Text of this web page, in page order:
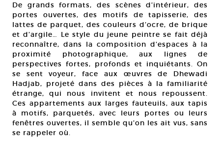
De grands formats, des scènes d’intérieur, des
portes ouvertes, des motifs de tapisserie, des
lattes de parquet, des couleurs d’ocre, de brique
et d’argile… Le style du jeune peintre se fait déjà
reconnaître, dans la composition d’espaces à la
proximité photographique, aux lignes de
perspectives fortes, profonds et inquiétants. On
se sent voyeur, face aux œuvres de Dhewadi
Hadjab, projeté dans des pièces à la familiarité
étrange, qui nous invitent et nous repoussent.
Ces appartements aux larges fauteuils, aux tapis
à motifs, parquetés, avec leurs portes ou leurs
fenêtres ouvertes, il semble qu’on les ait vus, sans
se rappeler où.